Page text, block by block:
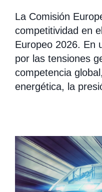
La Comisión
competitividad en
Europeo 2026. En
por las tensiones
competencia
energética, la